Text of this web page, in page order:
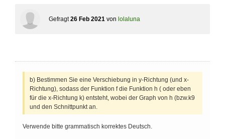
Gefragt 26 Feb 2021 von lolaluna
b) Bestimmen Sie eine Verschiebung in y-Richtung (und x-
Richtung), sodass der Funktion f die Funktion h ( oder eben
für die x-Richtung k) entsteht, wobei der Graph von h (bzw.k9
und den Schnittpunkt an.
Verwende bitte grammatisch korrektes Deutsch.